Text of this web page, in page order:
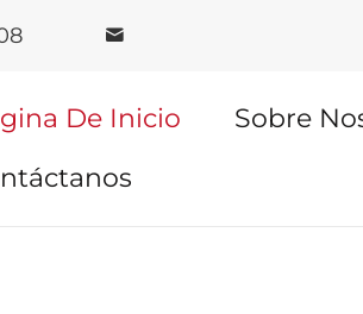
De Inicio Sobre